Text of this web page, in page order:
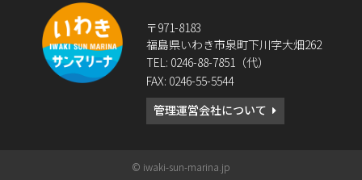
2023年2月
2022年12月
〒971-8183
福島県いわき市泉町下川字大畑262
TEL: 0246-88-7851（代）
FAX: 0246-55-5544
管理運営会社について
© iwaki-sun-marina.jp